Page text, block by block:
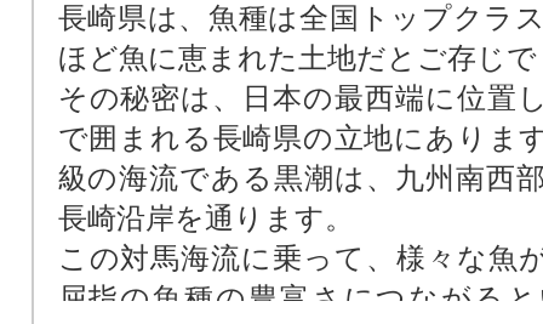
長崎県は、魚種は全国トップクラ
ほど魚に恵まれた土地だとご存じ
その秘密は、日本の最西端に位置
で囲まれる長崎県の立地にありま
級の海流である黒潮は、九州南西
長崎沿岸を通ります。
この対馬海流に乗って、様々な魚
屈指の魚種の豊富さにつながる